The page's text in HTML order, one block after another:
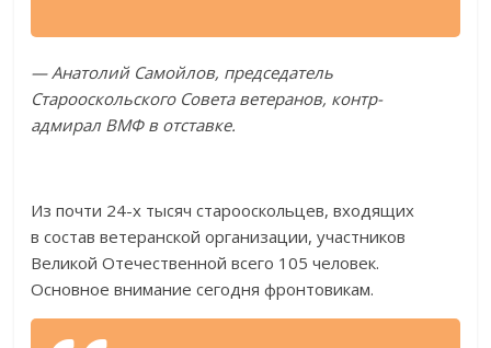
— Анатолий Самойлов, председатель
Старооскольского Совета ветеранов, контр-
адмиралВМФ в отставке.
Из почти 24-х тысяч старооскольцев, входящих
в состав ветеранской организации, участников
Великой Отечественной всего 105 человек.
Основное внимание сегодня фронтовикам.